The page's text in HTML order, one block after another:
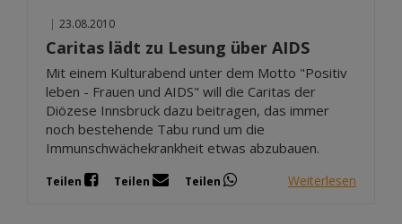
| 23.08.2010
Caritas lädt zu Lesung über AIDS
Mit einem Kulturabend unter dem Motto "Positiv
leben - Frauen und AIDS" will die Caritas der
Diözese Innsbruck dazu beitragen, das immer
noch bestehende Tabu rund um die
Immunschwächekrankheit etwas abzubauen.
Teilen Teilen Teilen Weiterlesen